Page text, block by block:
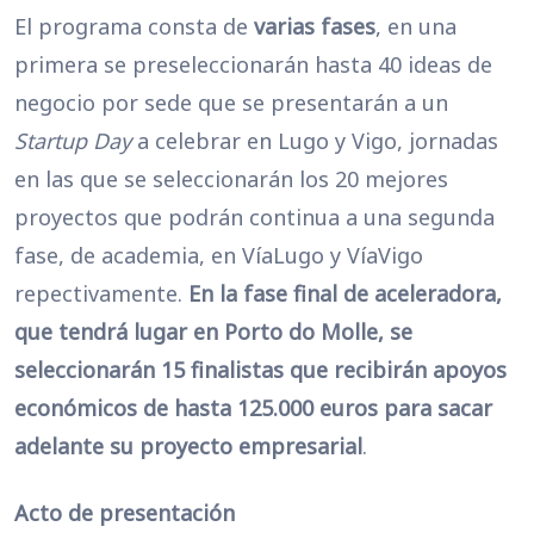
El programa consta de varias fases, en una
primera se preseleccionarán hasta 40 ideas de
negocio por sede que se presentarán a un
Startup Daya celebrar en Lugo y Vigo, jornadas
en las que se seleccionarán los 20 mejores
proyectos que podrán continua a una segunda
fase, de academia, en VíaLugo y VíaVigo
repectivamente. En la fase final de aceleradora,
que tendrá lugar en Porto do Molle, se
seleccionarán 15 finalistas que recibirán apoyos
económicos de hasta 125.000 euros para sacar
adelante su proyecto empresarial.
Acto de presentación